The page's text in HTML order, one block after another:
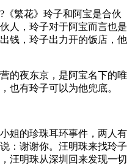
《繁花》玲子和阿宝是合伙
人，玲子对于阿宝而言也是
钱，玲子出力开的饭店，他
的夜东京，是阿宝名下的唯
也有玲子可以为他兜底。
姐的珍珠耳环事件，两人有
：谢谢你。汪明珠来找玲子
汪明珠从深圳回来发现一切